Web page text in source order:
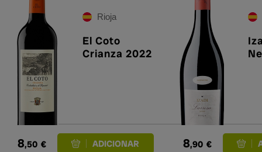
Rioja
El Coto
Crianza 2022
8,50 € 8,90 €